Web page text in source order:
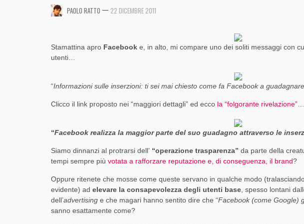
CRITICITÀ ED OPPORTUNITÀ
PAOLO RATTO, 1 AGOSTO 2017
SOCIAL
DINAMICO DI FACEBOOK [SLIDE + RIFLESSIONI]
PAOLO RATTO, 1 AGOSTO 2017
DINAMICO DI
INVESTIRE SU TWITTER?
EVOLUZIONE
PAOLO RATTO — 22 DICEMBRE 2011
Stamattina apro Facebook e, in alto, mi compare uno dei soliti messaggi con
utenti…
“Informazioni sulle inserzioni: ti sei mai chiesto come fa Facebook a
Clicco il link proposto nei “maggiori dettagli” ed ecco la “folgorante rivelazione”…
“Facebook realizza la maggior parte del suo guadagno attraverso le
Siamo dinnanzi al protrarsi dell’ “operazione trasparenza” da parte della
tempi sempre più votata a rafforzare reputazione e, di conseguenza, il brand?
Oppure ritenete che mosse come queste servano in qualche modo
evidente) ad elevare la consapevolezza degli utenti base, spesso lontani
dell’advertising e che magari hanno sentito dire che “Facebook (come Google)
sanno esattamente come?